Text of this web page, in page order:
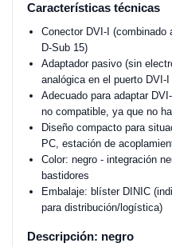
Características técnicas
Conector DVI-I (combinado
D-Sub 15)
Adaptador pasivo (sin
analógica en el puerto DVI-I
Adecuado para adaptar
no compatible, ya que no
Diseño compacto para
PC, estación de
Color: negro - integración
bastidores
Embalaje: blíster DINIC
para distribución/logística)
Descripción: negro